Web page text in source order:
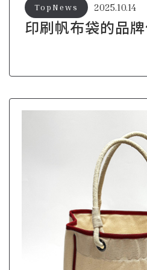
印刷帆布袋的品牌
2025.10.14
TopNews